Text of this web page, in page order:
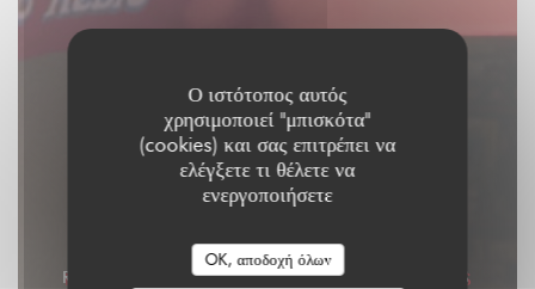
Ο ιστότοπος αυτός
χρησιμοποιεί "μπισκότα"
(cookies) και σας επιτρέπει να
ελέγξετε τι θέλετε να
ενεργοποιήσετε
OK, αποδοχή όλων
Aux Dés Calés 17 -
RISTORANTE - BISTROT - ΜΠΑΡ PARIS